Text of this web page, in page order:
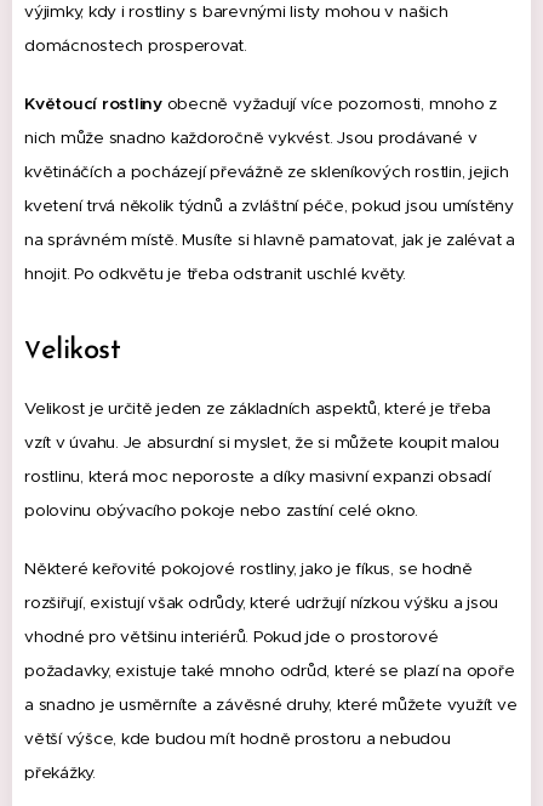
výjimky, kdy i rostliny s barevnými listy mohou v našich
domácnostech prosperovat.
Květoucí rostlinyobecně vyžadují více pozornosti, mnoho z
nich může snadno každoročně vykvést.Jsou prodávané v
květináčích a pocházejí převážně ze skleníkových rostlin, jejich
kvetení trvá několik týdnů a zvláštní péče, pokud jsou umístěny
na správném místě.Musíte si hlavně pamatovat, jak je zalévat a
hnojit.Po odkvětu je třeba odstranit uschlé květy.
Velikost
Velikost je určitě jeden ze základních aspektů, které je třeba
vzít v úvahu. Je absurdní si myslet, že si můžete koupit malou
rostlinu, která moc neporoste a díky masivní expanzi obsadí
polovinu obývacího pokoje nebo zastíní celé okno.
Některé keřovité pokojové rostliny, jako je fíkus, se hodně
rozšiřují, existují však odrůdy, které udržují nízkou výšku a jsou
vhodné pro většinu interiérů. Pokud jde o prostorové
požadavky, existuje také mnoho odrůd, které se plazí na opoře
a snadno je usměrníte a závěsné druhy, které můžete využít ve
větší výšce, kde budou mít hodně prostoru a nebudou
překážky.